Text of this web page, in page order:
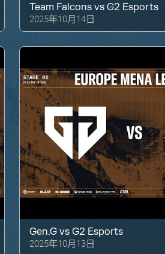
Team Falcons vsG2 Esports
2025年10月14日
Gen.G vsG2 Esports
2025年10月13日